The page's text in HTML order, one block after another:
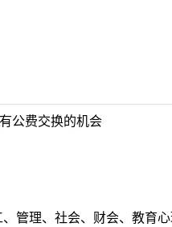
公费交换的机会
管理、社会、财会、教育心